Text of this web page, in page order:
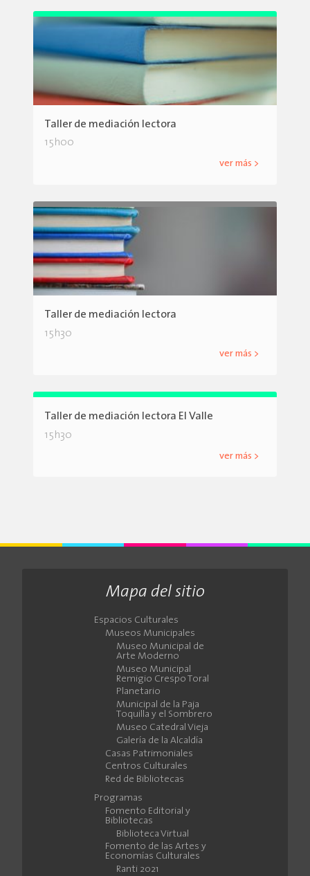
Taller de mediación lectora
15h00
ver más >
Taller de mediación lectora
15h30
ver más >
Taller de mediación lectora El Valle
15h30
ver más >
Mapa del sitio
Espacios Culturales
Museos Municipales
Museo Municipal de
Arte Moderno
Museo Municipal
Remigio Crespo Toral
Planetario
Municipal de la Paja
Toquilla y el Sombrero
Museo Catedral Vieja
Galería de la Alcaldía
Casas Patrimoniales
Centros Culturales
Red de Bibliotecas
Programas
Fomento Editorial y
Bibliotecas
Biblioteca Virtual
Fomento de las Artes y
Economías Culturales
Ranti 2021